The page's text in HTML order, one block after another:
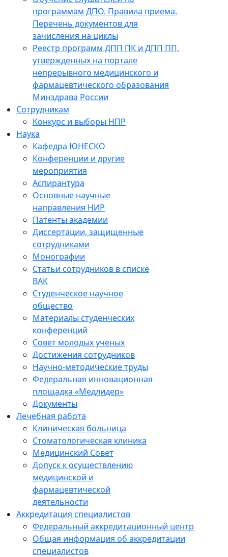
программам ДПО. Правила приема.
Перечень документов для
зачисления на циклы
Реестр программ ДПП ПК и ДПП ПП,
утвержденных на портале
непрерывного медицинского и
фармацевтического образования
Минздрава России
Сотрудникам
Конкурс и выборы НПР
Наука
Кафедра ЮНЕСКО
Конференции и другие
мероприятия
Аспирантура
Основные научные
направления НИР
Патенты академии
Диссертации, защищенные
сотрудниками
Монографии
Статьи сотрудников в списке
ВАК
Студенческое научное
общество
Материалы студенческих
конференций
Совет молодых ученых
Достижения сотрудников
Научно-методические труды
Федеральная инновационная
площадка «Медлидер»
Документы
Лечебная работа
Клиническая больница
Стоматологическая клиника
Медицинский Совет
Допуск к осуществлению
медицинской и
фармацевтической
деятельности
Аккредитация специалистов
Федеральный аккредитационный центр
Общая информация об аккредитации
специалистов